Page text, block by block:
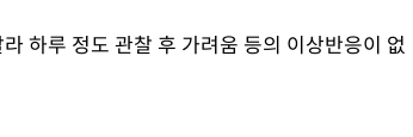
하루 정도 관찰 후 가려움 등의 이상반응이 없